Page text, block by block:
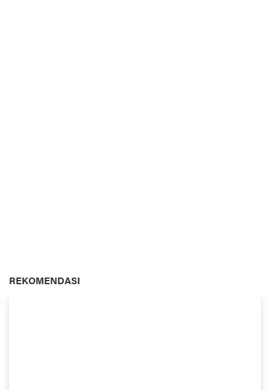
REKOMENDASI